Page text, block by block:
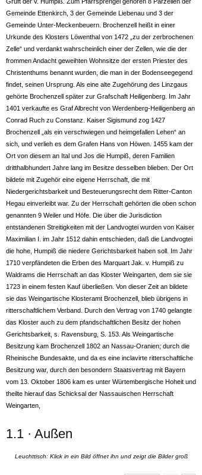
Gemeinde Ettenkirch, 3 der Gemeinde Liebenau und 3 der
Gemeinde Unter-Meckenbeuern. Brochenzell heißt in einer
Urkunde des Klosters Löwenthal von 1472 „zu der zerbrochenen
Zelle“ und verdankt wahrscheinlich einer der Zellen, wie die der
frommen Andacht geweihten Wohnsitze der ersten Priester des
Christenthums benannt wurden, die man in der Bodenseegegend
findet, seinen Ursprung. Als eine alte Zugehörung des Linzgaus
gehörte Brochenzell später zur Grafschaft Heiligenberg. Im Jahr
1401 verkaufte es Graf Albrecht von Werdenberg-Heiligenberg an
Conrad Ruch zu Constanz. Kaiser Sigismund zog 1427
Brochenzell „als ein verschwiegen und heimgefallen Lehen“ an
sich, und verlieh es dem Grafen Hans von Höwen. 1455 kam der
Ort von diesem an Ital und Jos die Humpiß, deren Familien
dritthalbhundert Jahre lang im Besitze desselben blieben. Der Ort
bildete mit Zugehör eine eigene Herrschaft, die mit
Niedergerichtsbarkeit und Besteuerungsrecht dem Ritter-Canton
Hegau einverleibt war. Zu der Herrschaft gehörten die oben schon
genannten 9 Weiler und Höfe. Die über die Jurisdiction
entstandenen Streitigkeiten mit der Landvogtei wurden von Kaiser
Maximilian I. im Jahr 1512 dahin entschieden, daß die Landvogtei
die hohe, Humpiß die niedere Gerichtsbarkeit haben soll. Im Jahr
1710 verpfändeten die Erben des Marquart Jak. v. Humpiß zu
Waldrams die Herrschaft an das Kloster Weingarten, dem sie sie
1723 in einem festen Kauf überließen. Von dieser Zeit an bildete
sie das Weingartische Klosteramt Brochenzell, blieb übrigens in
ritterschaftlichem Verband. Durch den Vertrag von 1740 gelangte
das Kloster auch zu dem pfandschaftlichen Besitz der hohen
Gerichtsbarkeit, s. Ravensburg, S. 153. Als Weingartische
Besitzung kam Brochenzell 1802 an Nassau-Oranien; durch die
Rheinische Bundesakte, und da es eine inclavirte ritterschaftliche
Besitzung war, durch den besondern Staatsvertrag mit Bayern
vom 13. Oktober 1806 kam es unter Würtembergische Hoheit und
theilte hierauf das Schicksal der Nassauischen Herrschaft
Weingarten,
1.1 · Außen
Leuchttisch: Klick in ein Bild öffnet ihn und zeigt die Bilder groß